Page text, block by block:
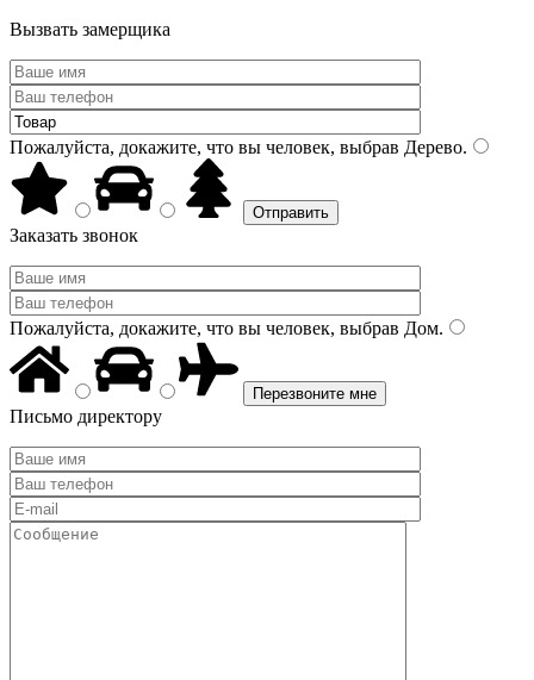
Вызвать замерщика
Пожалуйста, докажите, что вы человек, выбрав Дерево.
Заказать звонок
Пожалуйста, докажите, что вы человек, выбрав Дом.
Письмо директору